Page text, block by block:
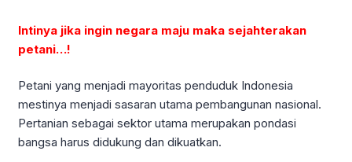
Intinya jika ingin negara maju maka sejahterakan
petani…!
Petani yang menjadi mayoritas penduduk Indonesia
mestinya menjadi sasaran utama pembangunan nasional.
Pertanian sebagai sektor utama merupakan pondasi
bangsa harus didukung dan dikuatkan.